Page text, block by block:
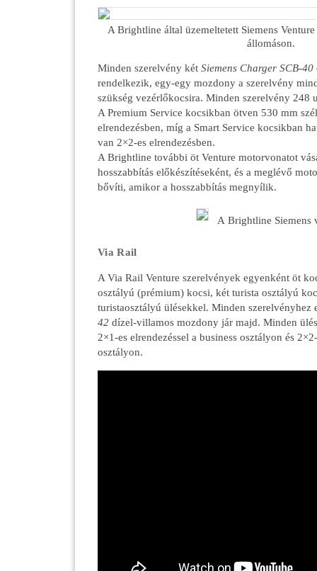
A Brightline által üzemeltetett Siemens
állomáson.
Minden szerelvény két Siemens Charger SCB-40
rendelkezik, egy-egy mozdony a szerelvény
szükség vezérlőkocsira. Minden szerelvény 248
A Premium Service kocsikban ötven 530 mm
elrendezésben, míg a Smart Service kocsikban
van 2×2-es elrendezésben.
A Brightline további öt Venture motorvonatot
hosszabbítás előkészítéseként, és a meglévő
bővíti, amikor a hosszabbítás megnyílik.
A Brightline Siemens
Via Rail
A Via Rail Venture szerelvények egyenként öt
osztályú (prémium) kocsi, két turista osztályú
turistaosztályú ülésekkel. Minden szerelvényhez
42 dízel-villamos mozdony jár majd. Minden
2×1-es elrendezéssel a business osztályon és
osztályon.